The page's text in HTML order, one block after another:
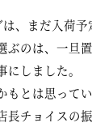
、まだ入荷
ぶのは、一旦
しました。
もとは思って
長チョイスの